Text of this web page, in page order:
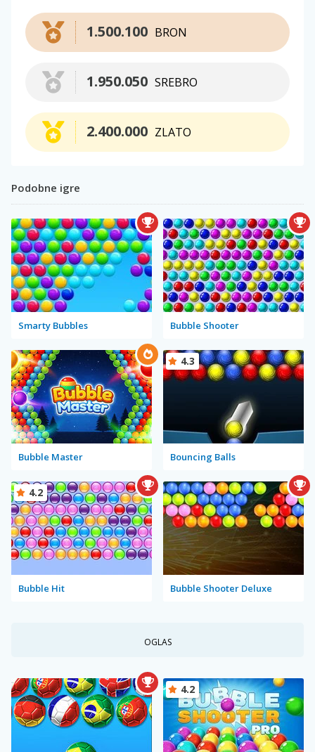
BRON
1.500.100
SREBRO
1.950.050
ZLATO
2.400.000
Podobne igre
Smarty Bubbles Bubble Shooter
Bubble Master Bouncing Balls
4.3
Bubble Hit
4.2
Bubble Shooter Deluxe
OGLAS
4.2